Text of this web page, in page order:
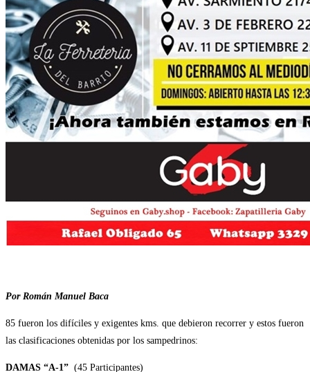
Por Román Manuel Baca
85 fueron los difíciles y exigentes kms. que debieron recorrer y estos fueron
las clasificaciones obtenidas por los sampedrinos:
DAMAS “A-1” (45 Participantes)